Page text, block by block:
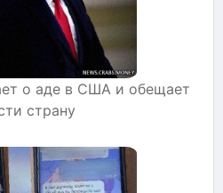
о аде в США и обещает
страну